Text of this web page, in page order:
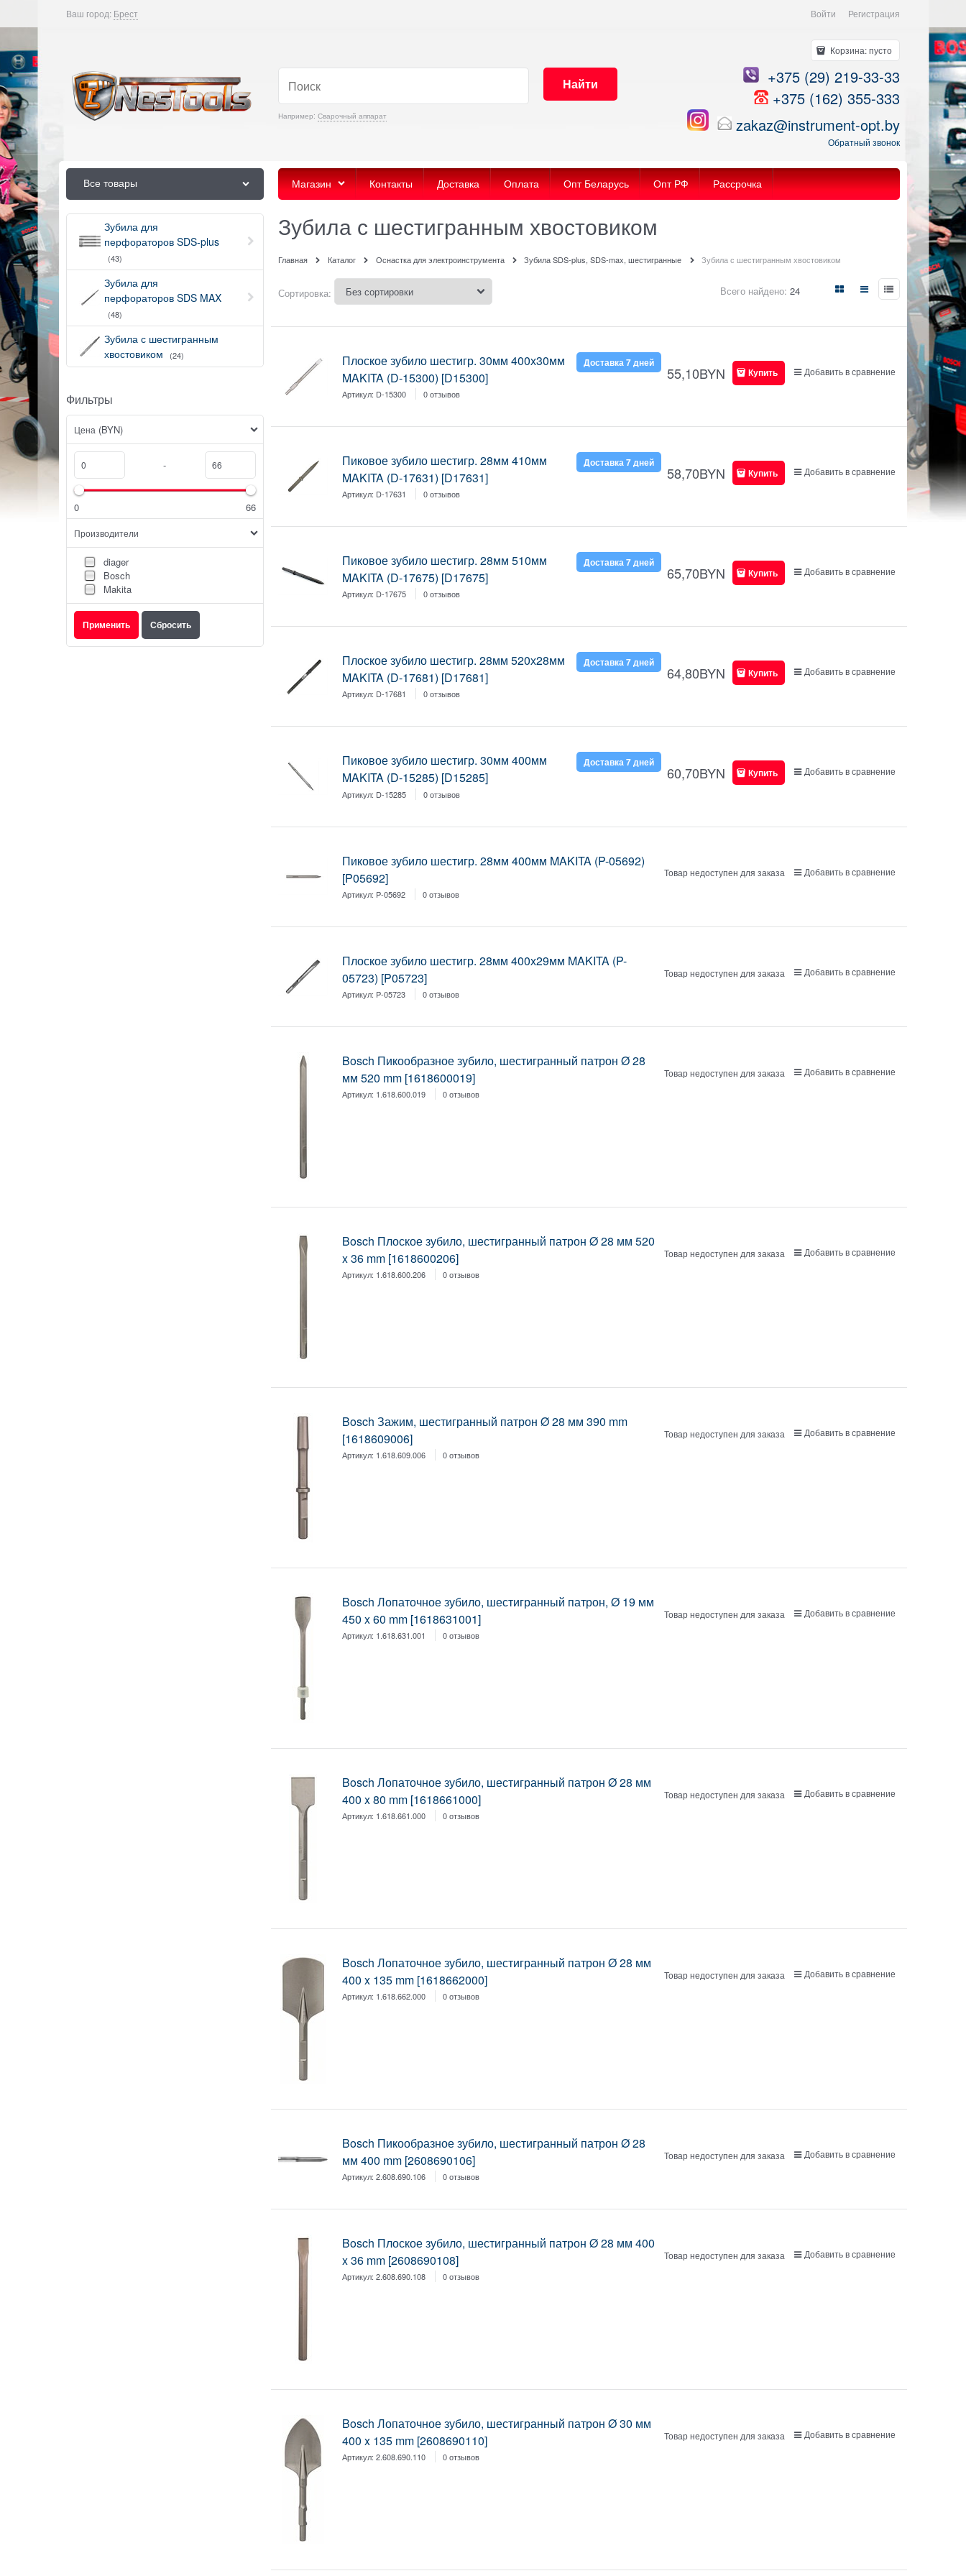
Ваш город: Брест Войти Регистрация
Например: Сварочный аппарат
Найти
Корзина:пусто
+375 (29) 219-33-33
+375 (162) 355-333
zakaz@instrument-opt.by
Обратный звонок
Все товары Магазин Контакты Доставка Оплата Опт Беларусь Опт РФ Рассрочка
Зубила для
перфораторов SDS-plus
(43)
Зубила для
перфораторов SDS MAX
(48)
Зубила с шестигранным
хвостовиком
(24)
Фильтры
Цена (BYN)
-
0 66
Производители
diager
Bosch
Makita
Зубила с шестигранным хвостовиком
Главная Каталог Оснастка для электроинструмента Зубила SDS-plus, SDS-max, шестигранные Зубила с шестигранным хвостовиком
Сортировка: Всего найдено: 24
Плоское зубило шестигр. 30мм 400х30мм
MAKITA (D-15300) [D15300]
Артикул: D-15300 0 отзывов
Доставка 7 дней
55,10BYN Купить Добавить в сравнение
Пиковое зубило шестигр. 28мм 410мм
MAKITA (D-17631) [D17631]
Артикул: D-17631 0 отзывов
Доставка 7 дней
58,70BYN Купить Добавить в сравнение
Пиковое зубило шестигр. 28мм 510мм
MAKITA (D-17675) [D17675]
Артикул: D-17675 0 отзывов
Доставка 7 дней
65,70BYN Купить Добавить в сравнение
Плоское зубило шестигр. 28мм 520х28мм
MAKITA (D-17681) [D17681]
Артикул: D-17681 0 отзывов
Доставка 7 дней
64,80BYN Купить Добавить в сравнение
Пиковое зубило шестигр. 30мм 400мм
MAKITA (D-15285) [D15285]
Артикул: D-15285 0 отзывов
Доставка 7 дней
60,70BYN Купить Добавить в сравнение
Пиковое зубило шестигр. 28мм 400мм MAKITA (P-05692)
[P05692]
Артикул: P-05692 0 отзывов
Товар недоступен для заказа Добавить в сравнение
Плоское зубило шестигр. 28мм 400х29мм MAKITA (P-
05723) [P05723]
Артикул: P-05723 0 отзывов
Товар недоступен для заказа Добавить в сравнение
Bosch Пикообразное зубило, шестигранный патрон Ø 28
мм 520 mm [1618600019]
Артикул: 1.618.600.019 0 отзывов
Товар недоступен для заказа Добавить в сравнение
Bosch Плоское зубило, шестигранный патрон Ø 28 мм 520
x 36 mm [1618600206]
Артикул: 1.618.600.206 0 отзывов
Товар недоступен для заказа Добавить в сравнение
Bosch Зажим, шестигранный патрон Ø 28 мм 390 mm
[1618609006]
Артикул: 1.618.609.006 0 отзывов
Товар недоступен для заказа Добавить в сравнение
Bosch Лопаточное зубило, шестигранный патрон, Ø 19 мм
450 x 60 mm [1618631001]
Артикул: 1.618.631.001 0 отзывов
Товар недоступен для заказа Добавить в сравнение
Bosch Лопаточное зубило, шестигранный патрон Ø 28 мм
400 x 80 mm [1618661000]
Артикул: 1.618.661.000 0 отзывов
Товар недоступен для заказа Добавить в сравнение
Bosch Лопаточное зубило, шестигранный патрон Ø 28 мм
400 x 135 mm [1618662000]
Артикул: 1.618.662.000 0 отзывов
Товар недоступен для заказа Добавить в сравнение
Bosch Пикообразное зубило, шестигранный патрон Ø 28
мм 400 mm [2608690106]
Артикул:2.608.690.106 0 отзывов
Товар недоступен для заказа Добавить в сравнение
Bosch Плоское зубило, шестигранный патрон Ø 28 мм 400
x 36 mm [2608690108]
Артикул:2.608.690.108 0 отзывов
Товар недоступен для заказа Добавить в сравнение
Bosch Лопаточное зубило, шестигранный патрон Ø 30 мм
400 x 135 mm [2608690110]
Артикул:2.608.690.110 0 отзывов
Товар недоступен для заказа Добавить в сравнение